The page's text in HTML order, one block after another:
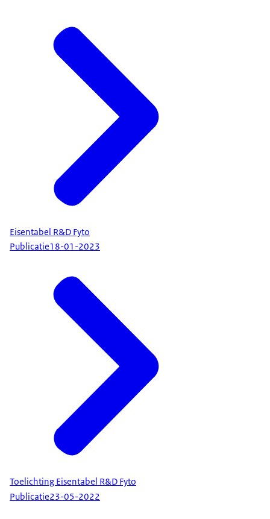
Eisentabel R&D Fyto
Publicatie18-01-2023
Toelichting Eisentabel R&D Fyto
Publicatie23-05-2022